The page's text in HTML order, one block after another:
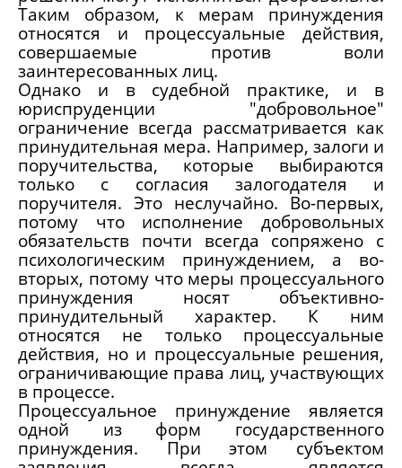
Таким образом, к мерам принуждения
относятся и процессуальные действия,
совершаемые против воли
заинтересованных лиц.
Однако и в судебной практике, и в
юриспруденции "добровольное"
ограничение всегда рассматривается как
принудительная мера. Например, залоги и
поручительства, которые выбираются
только с согласия залогодателя и
поручителя. Это неслучайно. Во-первых,
потому что исполнение добровольных
обязательств почти всегда сопряжено с
психологическим принуждением, а во-
вторых, потому что меры процессуального
принуждения носят объективно-
принудительный характер. К ним
относятся не только процессуальные
действия, но и процессуальные решения,
ограничивающие права лиц, участвующих
в процессе.
Процессуальное принуждение является
одной из форм государственного
принуждения. При этом субъектом